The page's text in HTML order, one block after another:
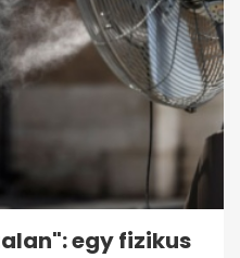
egy fizikus